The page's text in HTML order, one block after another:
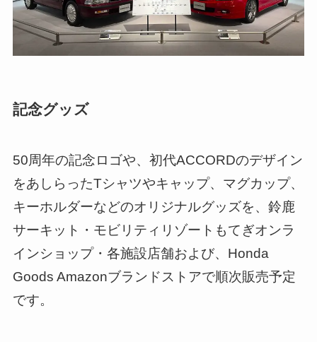
記念グッズ
50周年の記念ロゴや、初代ACCORDのデザイン
をあしらったTシャツやキャップ、マグカップ、
キーホルダーなどのオリジナルグッズを、鈴鹿
サーキット・モビリティリゾートもてぎオンラ
インショップ・各施設店舗および、Honda
Goods Amazonブランドストアで順次販売予定
です。